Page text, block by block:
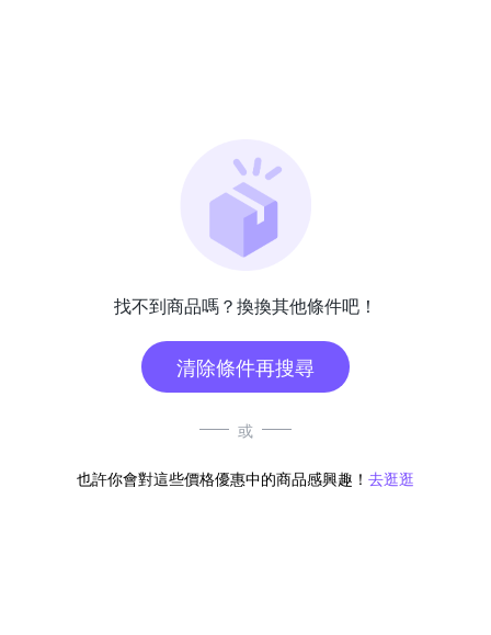
找不到商品嗎？換換其他條件吧！
清除條件再搜尋
或
也許你會對這些價格優惠中的商品感興趣！ 去逛逛